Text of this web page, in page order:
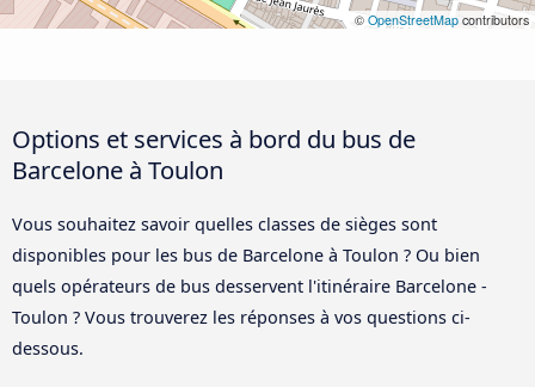
© OpenStreetMap contributors
Options et services à bord du bus de
Barcelone à Toulon
Vous souhaitez savoir quelles classes de sièges sont
disponibles pour les bus de Barcelone à Toulon ? Ou bien
quels opérateurs de bus desservent l'itinéraire Barcelone -
Toulon ? Vous trouverez les réponses à vos questions ci-
dessous.